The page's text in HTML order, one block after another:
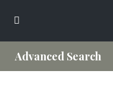
Advanced Search